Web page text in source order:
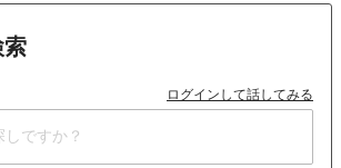
ログインして話してみる